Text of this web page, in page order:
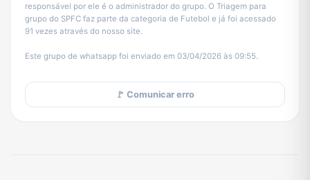
responsável por ele é o administrador do grupo. O Triagem para
grupo do SPFC faz parte da categoria de Futebol e já foi acessado
91 vezes através do nosso site.
Este grupo de whatsapp foi enviado em 03/04/2026 às 09:55.
🚩 Comunicar erro